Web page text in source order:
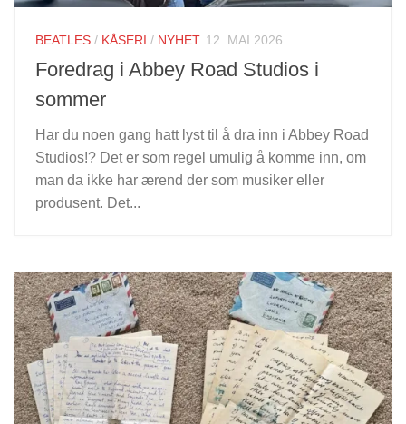
BEATLES / KÅSERI / NYHET 12. MAI 2026
Foredrag i Abbey Road Studios i
sommer
Har du noen gang hatt lyst til å dra inn i Abbey Road
Studios!? Det er som regel umulig å komme inn, om
man da ikke har ærend der som musiker eller
produsent. Det...